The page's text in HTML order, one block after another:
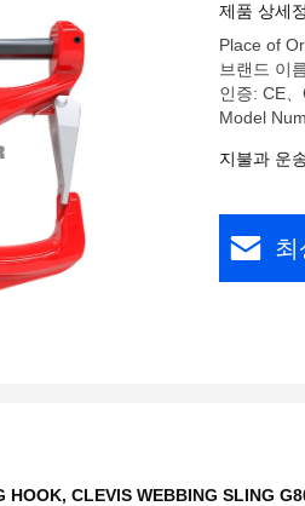
제품 상세
Place of
브랜드 이
인증: CE
Model
지불과 운
최
HOOK, CLEVIS WEBBING SLING